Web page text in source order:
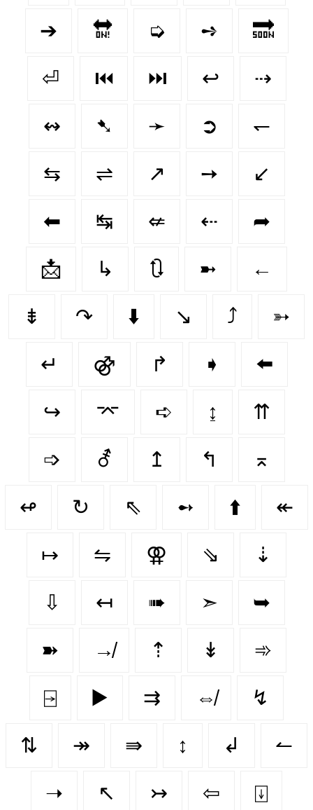
➔ 🔛 ➭ ➺ 🔜
⏎ ⏮️ ⏭️ ↩ ⇢
↭ ➷ ➛ ➲ ↽
⇆ ⇌ ↗ ➙ ↙️
⬅ ↹ ⇍ ⇠ ➦
📩 ↳ 🔃 ➼ ←
⇟ ↷ ⬇️ ↘ ⤴ ➳
↵ ⚣ ↱ ➧ ⬅️
↪️ ⌤ ➪ ↨ ⇈
➩ ⚦ ↥ ↰ ⌅
↫ ↻ ⇖ ➻ ⬆️ ↞
↦ ⇋ ⚢ ⇘ ⇣
⇩ ↤ ➠ ➣ ➥
➽ ↛ ⇡ ↡ ➾
⍈ ▶️ ⇉ ⇎ ↯
⇅ ↠ ⇛ ↕️ ↲ ↼
➝ ↖ ↣ ⇦ ⍗